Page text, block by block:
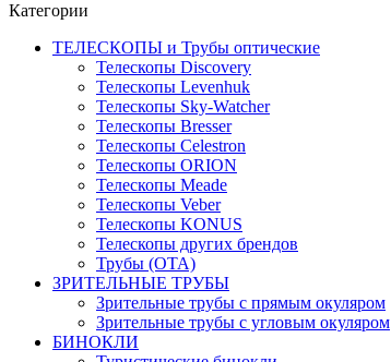
Категории
ТЕЛЕСКОПЫ и Трубы оптические
Телескопы Discovery
Телескопы Levenhuk
Телескопы Sky-Watcher
Телескопы Bresser
Телескопы Celestron
Телескопы ORION
Телескопы Meade
Телескопы Veber
Телескопы KONUS
Телескопы других брендов
Трубы (ОТА)
ЗРИТЕЛЬНЫЕ ТРУБЫ
Зрительные трубы с прямым окуляром
Зрительные трубы с угловым окуляром
БИНОКЛИ